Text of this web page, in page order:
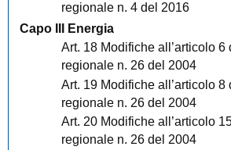
regionale n. 4 del 2016
Capo III Energia
Art. 18 Modifiche all’articolo 6
regionale n. 26 del 2004
Art. 19 Modifiche all’articolo 8
regionale n. 26 del 2004
Art. 20 Modifiche all’articolo
regionale n. 26 del 2004